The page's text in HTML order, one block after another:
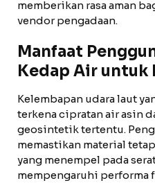
memberikan rasa aman
vendor pengadaan.
Manfaat
Kedap Air untuk
Kelembapan udara laut
terkena cipratan air asin
geosintetik tertentu.
memastikan material
yang menempel pada
mempengaruhi